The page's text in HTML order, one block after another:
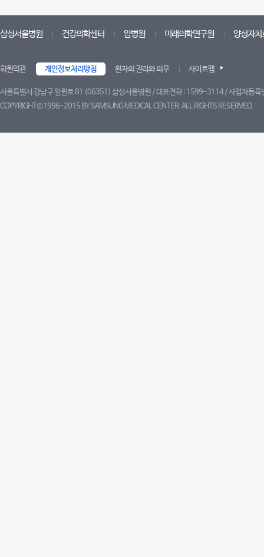
삼성서울병원 건강의학센터 암병원 미래의학연구원 양성자치
회원약관 개인정보처리방침 환자의 권리와 의무 사이트맵
서울특별시 강남구 일원로 81 (06351) 삼성서울병원 / 대표전화 : 1599-3114 / 사업자등
COPYRIGHT©1996-2015 BY SAMSUNG MEDICAL CENTER. ALL RIGHTS RESERVED.